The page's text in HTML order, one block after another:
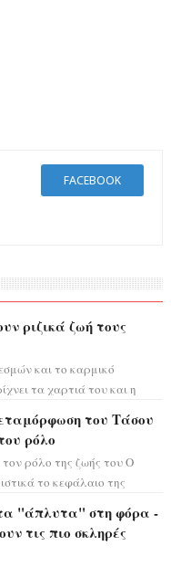
FACEBOOK
ριζικά ζωή τους
και το καρμικό
τα χαρτιά του και η
του Τάσου
ρόλο
ρόλο της ζωής του Ο
το κεφάλαιο της
"άπλυτα" στη φόρα -
τις πιο σκληρές